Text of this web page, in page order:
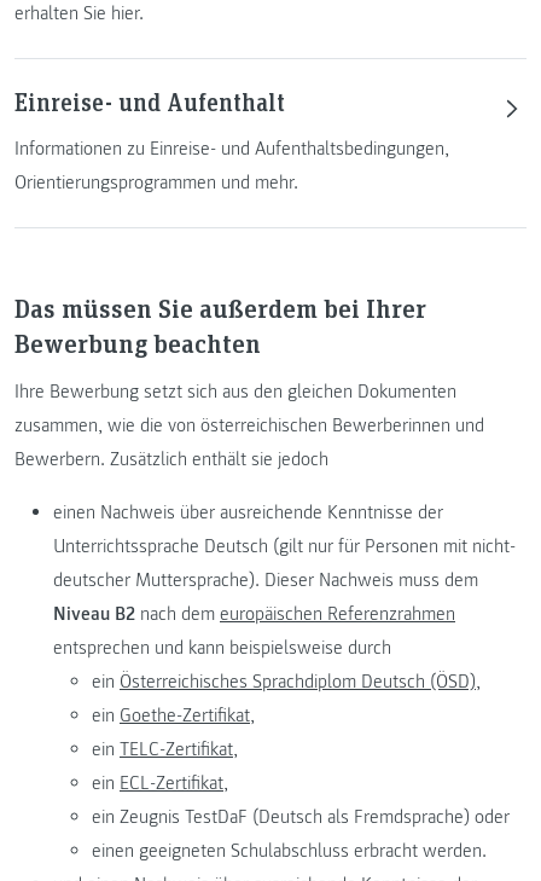
erhalten Sie hier.
Einreise- und Aufenthalt
Informationen zu Einreise- und Aufenthaltsbedingungen,
Orientierungsprogrammen und mehr.
Das müssen Sie außerdem bei Ihrer
Bewerbung beachten
Ihre Bewerbung setzt sich aus den gleichen Dokumenten
zusammen, wie die von österreichischen Bewerberinnen und
Bewerbern. Zusätzlich enthält sie jedoch
einen Nachweis über ausreichende Kenntnisse der
Unterrichtssprache Deutsch (gilt nur für Personen mit nicht-
deutscher Muttersprache). Dieser Nachweis muss dem
Niveau B2 nach dem europäischen Referenzrahmen
entsprechen und kann beispielsweise durch
ein Österreichisches Sprachdiplom Deutsch (ÖSD),
ein Goethe-Zertifikat,
ein TELC-Zertifikat,
ein ECL-Zertifikat,
ein Zeugnis TestDaF (Deutsch als Fremdsprache) oder
einen geeigneten Schulabschluss erbracht werden.